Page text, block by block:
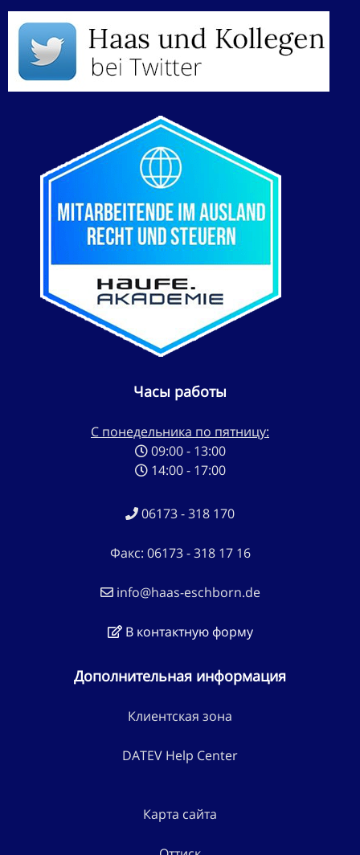
Часы работы
С понедельника по пятницу:
09:00 - 13:00
14:00 - 17:00
06173 - 318 170
Факс: 06173 - 318 17 16
info@haas-eschborn.de
В контактную форму
Дополнительная информация
Клиентская зона
DATEV Help Center
Карта сайта